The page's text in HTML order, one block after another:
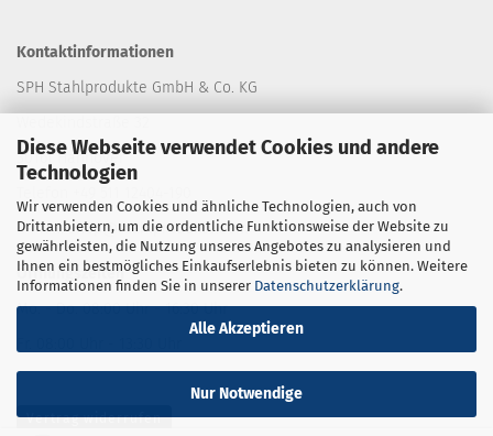
Diese Webseite verwendet Cookies und andere
Technologien
Wir verwenden Cookies und ähnliche Technologien, auch von
Drittanbietern, um die ordentliche Funktionsweise der Website zu
gewährleisten, die Nutzung unseres Angebotes zu analysieren und
Ihnen ein bestmögliches Einkaufserlebnis bieten zu können. Weitere
Informationen finden Sie in unserer Datenschutzerklärung.
Alle Akzeptieren
Nur Notwendige
Kontaktinformationen
SPH Stahlprodukte GmbH & Co. KG
30161 Hannover
E-Mail: shop@stahlprodukte.com
Öffnungszeiten
Mo. - Do. 08:00 Uhr - 16:30 Uhr
Vertrag widerrufen